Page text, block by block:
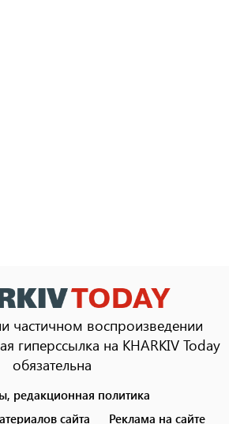
частичном воспроизведении
гиперссылка на KHARKIV Today
обязательна
редакционная политика
сайта
Реклама на сайте